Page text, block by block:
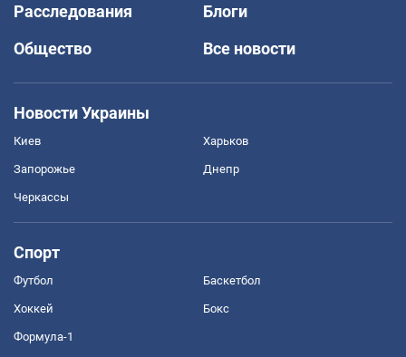
Расследования
Блоги
Общество
Все новости
Новости Украины
Киев Харьков
Запорожье Днепр
Черкассы
Спорт
Футбол Баскетбол
Хоккей Бокс
Формула-1